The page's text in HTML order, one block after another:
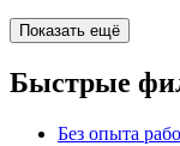
Показать ещё
Быстрые
Без опыта